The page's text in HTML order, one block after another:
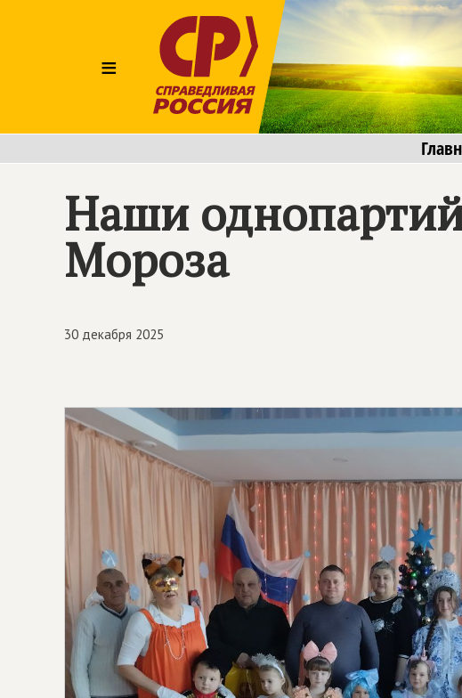
≡
Наши
Мороза
30 декабря 2025